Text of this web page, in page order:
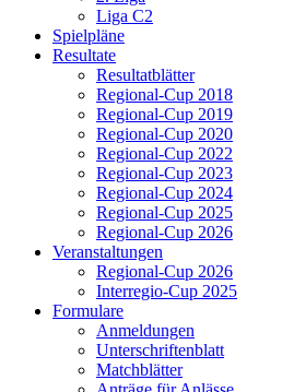
Liga C2
Spielpläne
Resultate
Resultatblätter
Regional-Cup 2018
Regional-Cup 2019
Regional-Cup 2020
Regional-Cup 2022
Regional-Cup 2023
Regional-Cup 2024
Regional-Cup 2025
Regional-Cup 2026
Veranstaltungen
Regional-Cup 2026
Interregio-Cup 2025
Formulare
Anmeldungen
Unterschriftenblatt
Matchblätter